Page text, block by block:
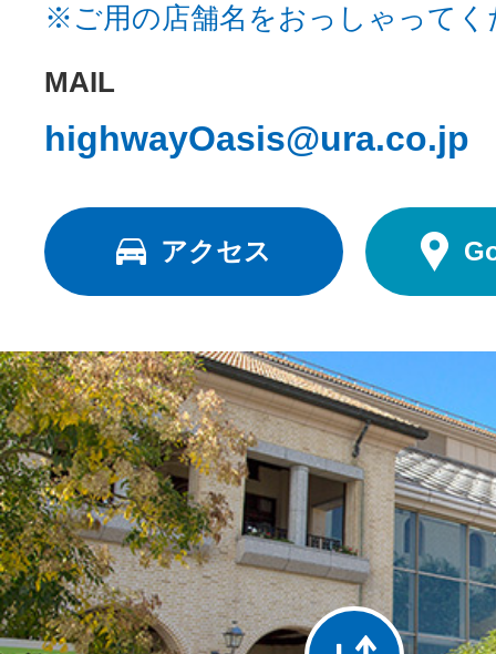
※ご用の店舗名をおっしゃってく
MAIL
highwayOasis@ura.co.jp
アクセス